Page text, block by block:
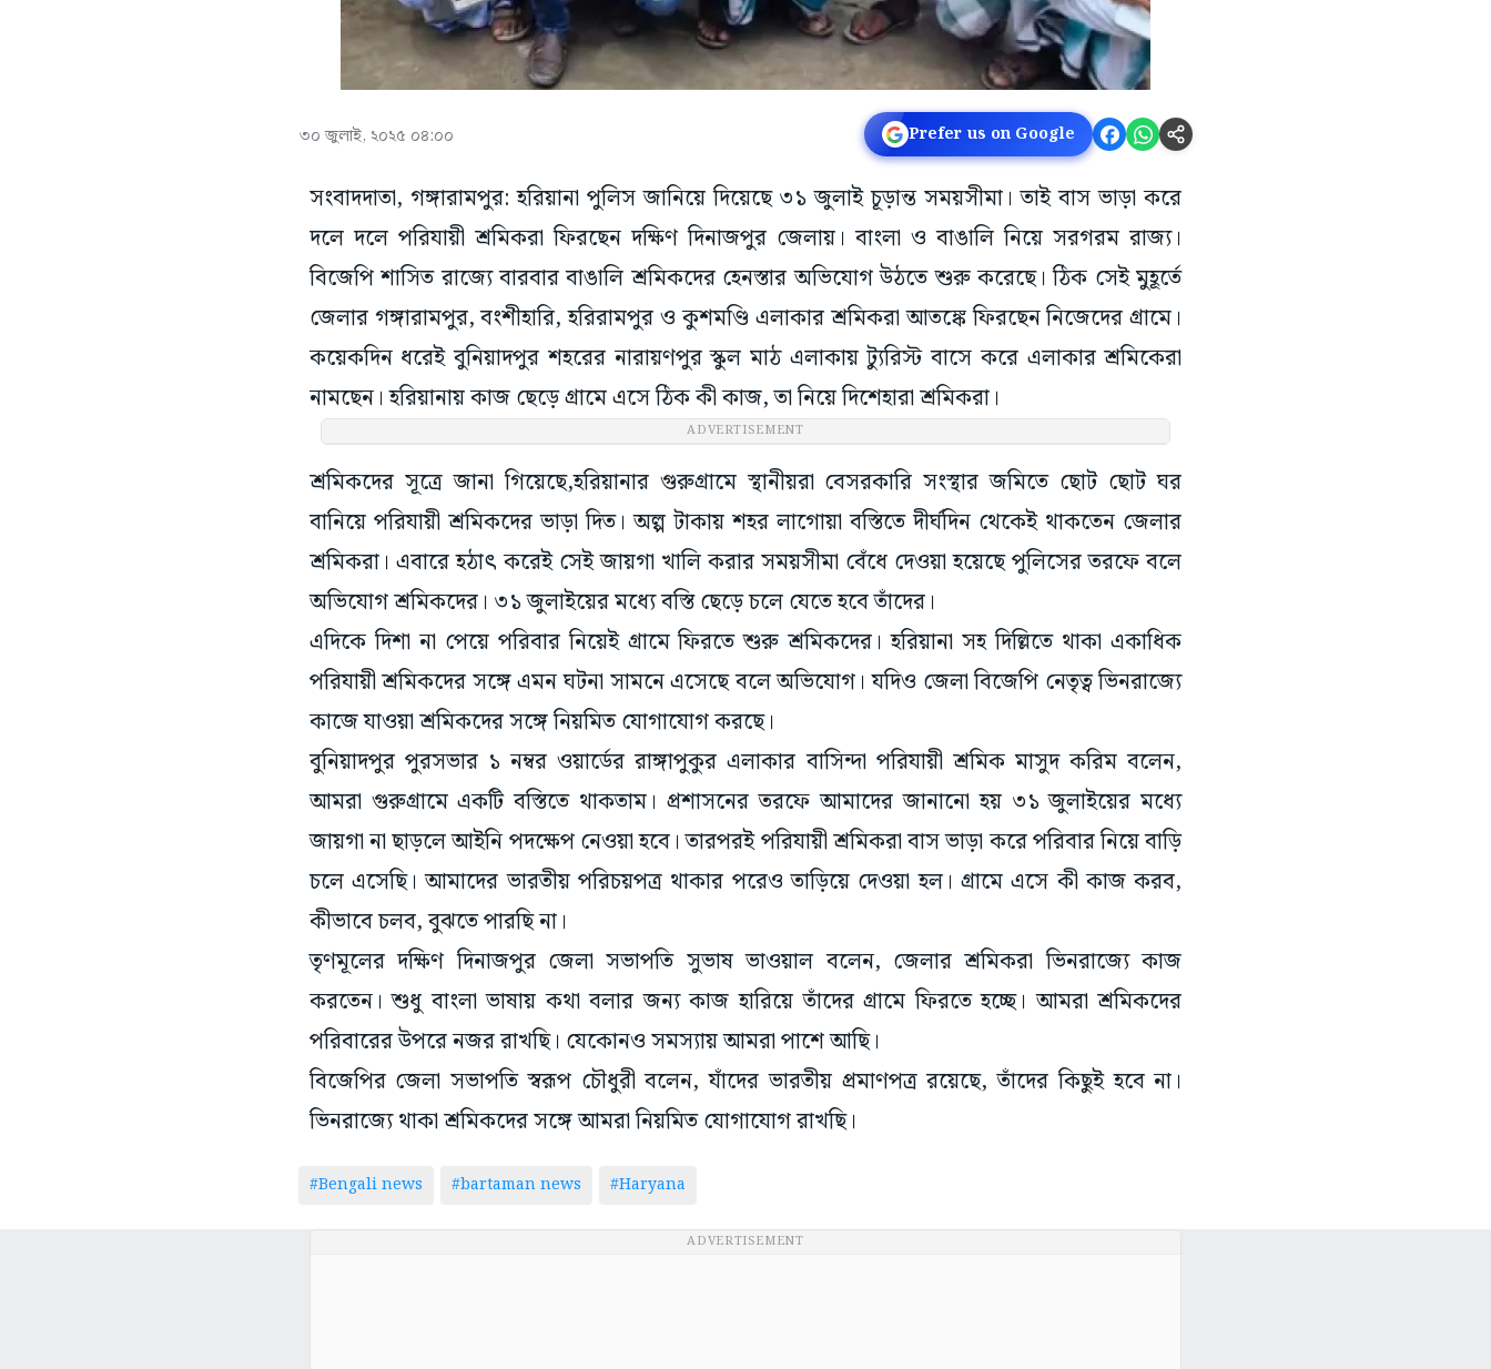
৩০ জুলাই, ২০২৫ ০৪:০০ Prefer us on Google
সংবাদদাতা, গঙ্গারামপুর: হরিয়ানা পুলিস জানিয়ে দিয়েছে ৩১ জুলাই চূড়ান্ত সময়সীমা। তাই বাস ভাড়া করে
দলে দলে পরিযায়ী শ্রমিকরা ফিরছেন দক্ষিণ দিনাজপুর জেলায়। বাংলা ও বাঙালি নিয়ে সরগরম রাজ্য।
বিজেপি শাসিত রাজ্যে বারবার বাঙালি শ্রমিকদের হেনস্তার অভিযোগ উঠতে শুরু করেছে। ঠিক সেই মুহূর্তে
জেলার গঙ্গারামপুর, বংশীহারি, হরিরামপুর ও কুশমণ্ডি এলাকার শ্রমিকরা আতঙ্কে ফিরছেন নিজেদের গ্রামে।
কয়েকদিন ধরেই বুনিয়াদপুর শহরের নারায়ণপুর স্কুল মাঠ এলাকায় ট্যুরিস্ট বাসে করে এলাকার শ্রমিকেরা
নামছেন। হরিয়ানায় কাজ ছেড়ে গ্রামে এসে ঠিক কী কাজ, তা নিয়ে দিশেহারা শ্রমিকরা।
ADVERTISEMENT
শ্রমিকদের সূত্রে জানা গিয়েছে,হরিয়ানার গুরুগ্রামে স্থানীয়রা বেসরকারি সংস্থার জমিতে ছোট ছোট ঘর
বানিয়ে পরিযায়ী শ্রমিকদের ভাড়া দিত। অল্প টাকায় শহর লাগোয়া বস্তিতে দীর্ঘদিন থেকেই থাকতেন জেলার
শ্রমিকরা। এবারে হঠাৎ করেই সেই জায়গা খালি করার সময়সীমা বেঁধে দেওয়া হয়েছে পুলিসের তরফে বলে
অভিযোগ শ্রমিকদের। ৩১ জুলাইয়ের মধ্যে বস্তি ছেড়ে চলে যেতে হবে তাঁদের।
এদিকে দিশা না পেয়ে পরিবার নিয়েই গ্রামে ফিরতে শুরু শ্রমিকদের। হরিয়ানা সহ দিল্লিতে থাকা একাধিক
পরিযায়ী শ্রমিকদের সঙ্গে এমন ঘটনা সামনে এসেছে বলে অভিযোগ। যদিও জেলা বিজেপি নেতৃত্ব ভিনরাজ্যে
কাজে যাওয়া শ্রমিকদের সঙ্গে নিয়মিত যোগাযোগ করছে।
বুনিয়াদপুর পুরসভার ১ নম্বর ওয়ার্ডের রাঙ্গাপুকুর এলাকার বাসিন্দা পরিযায়ী শ্রমিক মাসুদ করিম বলেন,
আমরা গুরুগ্রামে একটি বস্তিতে থাকতাম। প্রশাসনের তরফে আমাদের জানানো হয় ৩১ জুলাইয়ের মধ্যে
জায়গা না ছাড়লে আইনি পদক্ষেপ নেওয়া হবে। তারপরই পরিযায়ী শ্রমিকরা বাস ভাড়া করে পরিবার নিয়ে বাড়ি
চলে এসেছি। আমাদের ভারতীয় পরিচয়পত্র থাকার পরেও তাড়িয়ে দেওয়া হল। গ্রামে এসে কী কাজ করব,
কীভাবে চলব, বুঝতে পারছি না।
তৃণমূলের দক্ষিণ দিনাজপুর জেলা সভাপতি সুভাষ ভাওয়াল বলেন, জেলার শ্রমিকরা ভিনরাজ্যে কাজ
করতেন। শুধু বাংলা ভাষায় কথা বলার জন্য কাজ হারিয়ে তাঁদের গ্রামে ফিরতে হচ্ছে। আমরা শ্রমিকদের
পরিবারের উপরে নজর রাখছি। যেকোনও সমস্যায় আমরা পাশে আছি।
বিজেপির জেলা সভাপতি স্বরূপ চৌধুরী বলেন, যাঁদের ভারতীয় প্রমাণপত্র রয়েছে, তাঁদের কিছুই হবে না।
ভিনরাজ্যে থাকা শ্রমিকদের সঙ্গে আমরা নিয়মিত যোগাযোগ রাখছি।
#Bengali news #bartaman news #Haryana
ADVERTISEMENT